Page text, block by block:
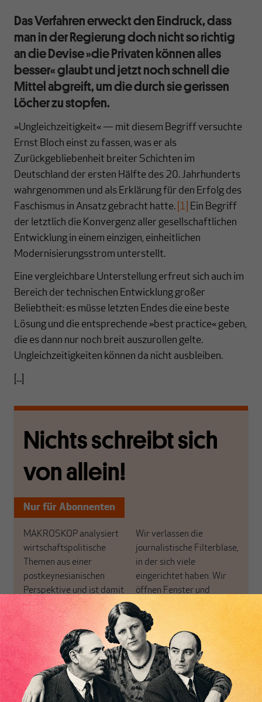
Das Verfahren erweckt den Eindruck, dass
man in der Regierung doch nicht so richtig
an die Devise »die Privaten können alles
besser« glaubt und jetzt noch schnell die
Mittel abgreift, um die durch sie gerissen
Löcher zu stopfen.
»Ungleichzeitigkeit« — mit diesem Begriff versuchte
Ernst Bloch einst zu fassen, was er als
Zurückgebliebenheit breiter Schichten im
Deutschland der ersten Hälfte des 20. Jahrhunderts
wahrgenommen und als Erklärung für den Erfolg des
Faschismus in Ansatz gebracht hatte. [1] Ein Begriff
der letztlich die Konvergenz aller gesellschaftlichen
Entwicklung in einem einzigen, einheitlichen
Modernisierungsstrom unterstellt.
Eine vergleichbare Unterstellung erfreut sich auch im
Bereich der technischen Entwicklung großer
Beliebtheit: es müsse letzten Endes die eine beste
Lösung und die entsprechende »best practice« geben,
die es dann nur noch breit auszurollen gelte.
Ungleichzeitigkeiten können da nicht ausbleiben.
[...]
Nichts schreibt sich
von allein!
Nur für Abonnenten
MAKROSKOP analysiert
wirtschaftspolitische
Themen aus einer
postkeynesianischen
Perspektive und ist damit
in Deutschland einzigartig.
MAKROSKOP steht für
das große Ganze. Wir
haben einen Blick auf
Geld, Wirtschaft und
Politik, den Sie so
woanders nicht finden.
Wir verlassen die
journalistische Filterblase,
in der sich viele
eingerichtet haben. Wir
öffnen Fenster und
bringen frische Luft in die
engen und verstaubten
Debattenräume.
Brauchen Sie auch frische
Luft? Dann folgen Sie
einfach dem Button.